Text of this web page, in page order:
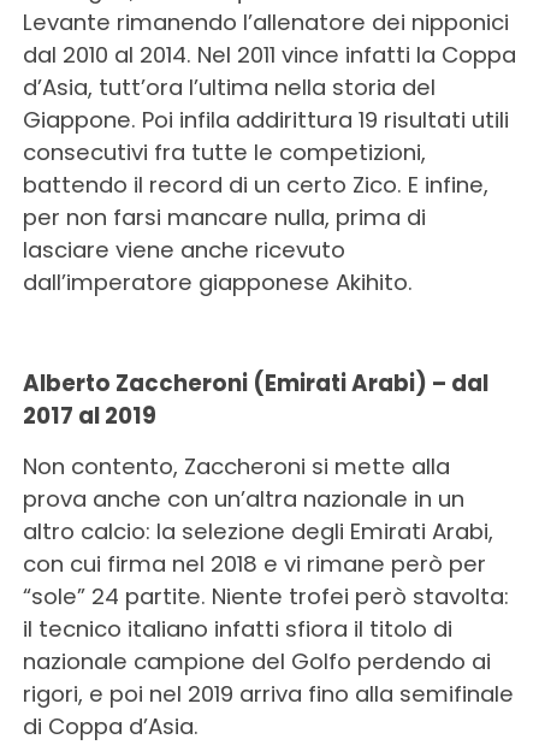
Levante rimanendo l’allenatore dei nipponici
dal 2010 al 2014. Nel 2011 vince infatti la Coppa
d’Asia, tutt’ora l’ultima nella storia del
Giappone. Poi infila addirittura 19 risultati utili
consecutivi fra tutte le competizioni,
battendo il record di un certo Zico. E infine,
per non farsi mancare nulla, prima di
lasciare viene anche ricevuto
dall’imperatore giapponese Akihito.
Alberto Zaccheroni (Emirati Arabi) – dal
2017 al 2019
Non contento, Zaccheroni si mette alla
prova anche con un’altra nazionale in un
altro calcio: la selezione degli Emirati Arabi,
con cui firma nel 2018 e vi rimane però per
“sole” 24 partite. Niente trofei però stavolta:
il tecnico italiano infatti sfiora il titolo di
nazionale campione del Golfo perdendo ai
rigori, e poi nel 2019 arriva fino alla semifinale
di Coppa d’Asia.